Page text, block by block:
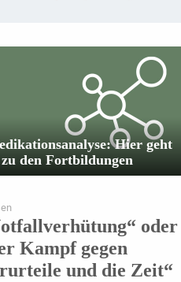
Hier geht
zu den Fortbildungen
oder
Kampf gegen
und die Zeit“